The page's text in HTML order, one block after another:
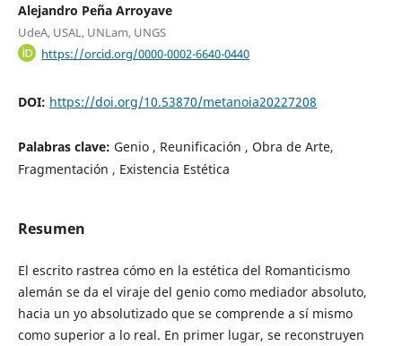
Alejandro Peña Arroyave
UdeA, USAL, UNLam, UNGS
https://orcid.org/0000-0002-6640-0440
DOI: https://doi.org/10.53870/metanoia20227208
Palabras clave: Genio , Reunificación , Obra de Arte,
Fragmentación , Existencia Estética
Resumen
El escrito rastrea cómo en la estética del Romanticismo
alemán se da el viraje del genio como mediador absoluto,
hacia un yo absolutizado que se comprende a sí mismo
como superior a lo real. En primer lugar, se reconstruyen